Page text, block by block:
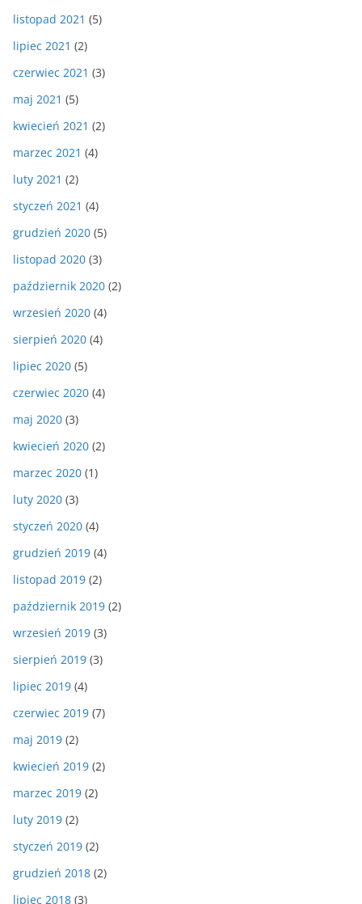
listopad 2021 (5)
lipiec 2021 (2)
czerwiec 2021 (3)
maj 2021 (5)
kwiecień 2021 (2)
marzec 2021 (4)
luty 2021 (2)
styczeń 2021 (4)
grudzień 2020 (5)
listopad 2020 (3)
październik 2020 (2)
wrzesień 2020 (4)
sierpień 2020 (4)
lipiec 2020 (5)
czerwiec 2020 (4)
maj 2020 (3)
kwiecień 2020 (2)
marzec 2020 (1)
luty 2020 (3)
styczeń 2020 (4)
grudzień 2019 (4)
listopad 2019 (2)
październik 2019 (2)
wrzesień 2019 (3)
sierpień 2019 (3)
lipiec 2019 (4)
czerwiec 2019 (7)
maj 2019 (2)
kwiecień 2019 (2)
marzec 2019 (2)
luty 2019 (2)
styczeń 2019 (2)
grudzień 2018 (2)
lipiec 2018 (3)